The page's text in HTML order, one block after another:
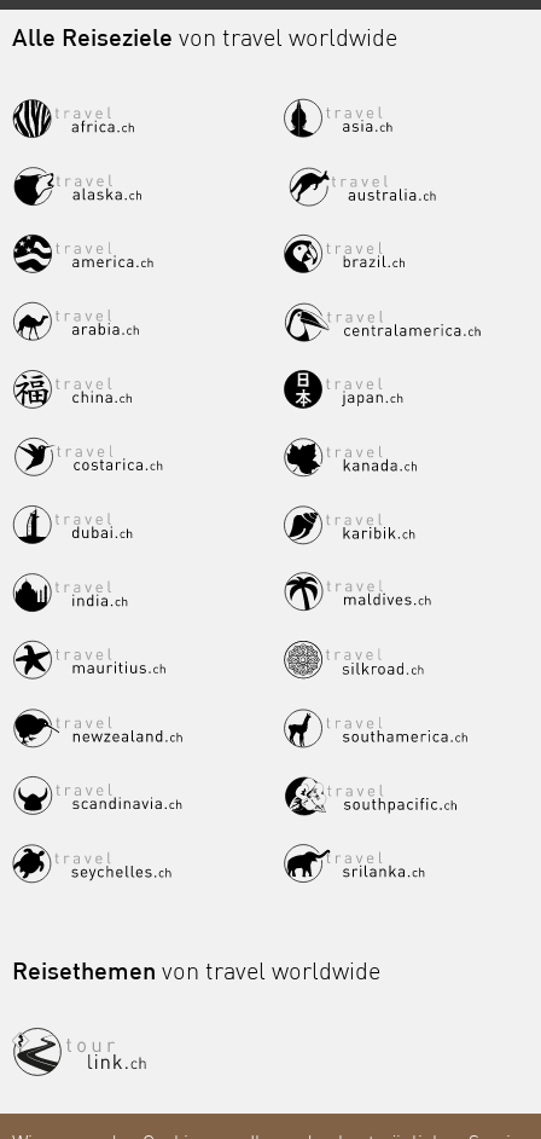
Alle Reiseziele von travel worldwide
Reisethemen von travel worldwide